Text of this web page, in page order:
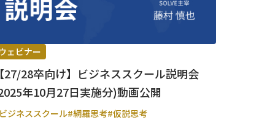
ェビナー
27/28卒向け】ビジネススクール説明会
年10月27日実施分)動画公開
ジネススクール#網羅思考#仮説思考